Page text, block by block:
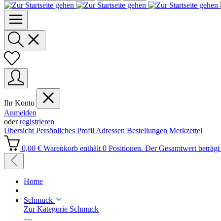
Ihr Konto
Anmelden
oderregistrieren
Übersicht Persönliches Profil Adressen Bestellungen Merkzettel
0,00 € Warenkorb enthält 0 Positionen. Der Gesamtwert
Home
Schmuck
Zur Kategorie Schmuck